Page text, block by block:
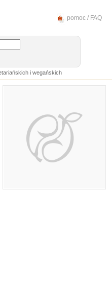
pomoc / FAQ
i wegańskich